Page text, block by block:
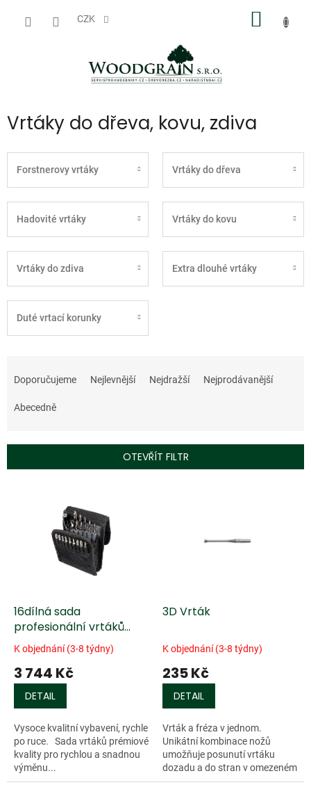
CZK
Vrtáky do dřeva, kovu, zdiva
Forstnerovy vrtáky Vrtáky do dřeva
Hadovité vrtáky Vrtáky do kovu
Vrtáky do zdiva Extra dlouhé vrtáky
Duté vrtací korunky
a
e
í
r
Doporučujeme Nejlevnější Nejdražší Nejprodávanější
Abecedně
OTEVŘÍT FILTR
d16dílná sada
profesionální vrtáků
Fisch a bitů
K objednání (3-8 týdny)
3 744 Kč
DETAIL
Vysoce kvalitní vybavení, rychle
po ruce. Sada vrtáků prémiové
kvality pro rychlou a snadnou
výměnu...
3D Vrták
K objednání (3-8 týdny)
235 Kč
DETAIL
Vrták a fréza v jednom.
Unikátní kombinace nožů
umožňuje posunutí vrtáku
dozadu a do stran v omezeném
rozsahu. Vrták je stabilizován